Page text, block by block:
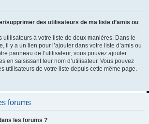
supprimer des utilisateurs de ma liste d’amis ou
utilisateurs à votre liste de deux manières. Dans le
il y a un lien pour l’ajouter dans votre liste d’amis ou
panneau de l’utilisateur, vous pouvez ajouter
en saisissant leur nom d’utilisateur. Vous pouvez
utilisateurs de votre liste depuis cette même page.
forums
les forums ?